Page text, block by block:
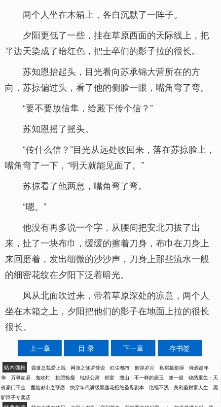
两个人坐在木箱上，各自沉默了一阵子。
夕阳更低了一些，挂在草原西面的天际线上，把
半边天染成了暗红色，把士卒们的影子拉的很长。
苏知恩抬起头，目光看向苏承锦大营所在的方
向，苏掠偏过头，看了他的侧脸一眼，嘴角弯了弯。
“要不要放信隼，给殿下传个信？”
苏知恩摇了摇头。
“传什么信？”目光从远处收回来，落在苏掠脸上，
嘴角弯了一下，“明天就能见面了。”
苏掠看了他两息，嘴角弯了弯。
“嗯。”
他没有再多说一个字，从腰间把安北刀拔了出
来，扯了一块布巾，缓缓的擦着刀身，布巾在刀身上
来回磨着，发出细微的沙沙声，刀身上那些流水一般
的细密花纹在夕阳下泛着暗光。
风从北面吹过来，带着草原深处的凉意，两个人
坐在木箱之上，夕阳把他们的影子在地面上拉的很长
很长。
上一章 目 录 下一章 存书签
站内强推 霸道总裁爱上我 网游之修罗传说 红尘都市 辉煌岁月 私房摄影师
诗酒趁年
华
万事如易 鬼吹灯 挑肥拣瘦 地狱公寓 权宦 搬山 不一样的黛玉 第一侯
锦绣重生：天
价豪门千金
魔临都市之孽恋 快穿年代满级黑莲花拒绝圣母剧本 艳福不浅 美利坚财富人生
黑
驴蹄子专卖店